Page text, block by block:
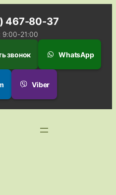
467-80-37
9:00-21:00
звонок WhatsApp
Viber